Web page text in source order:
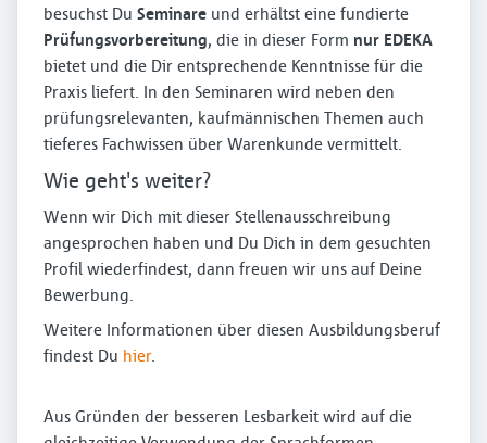
besuchst Du Seminare und erhältst eine fundierte
Prüfungsvorbereitung, die in dieser Form nur EDEKA
bietet und die Dir entsprechende Kenntnisse für die
Praxis liefert. In den Seminaren wird neben den
prüfungsrelevanten, kaufmännischen Themen auch
tieferes Fachwissen über Warenkunde vermittelt.
Wie geht's weiter?
Wenn wir Dich mit dieser Stellenausschreibung
angesprochen haben und Du Dich in dem gesuchten
Profil wiederfindest, dann freuen wir uns auf Deine
Bewerbung.
Weitere Informationen über diesen Ausbildungsberuf
findest Du hier.
Aus Gründen der besseren Lesbarkeit wird auf die